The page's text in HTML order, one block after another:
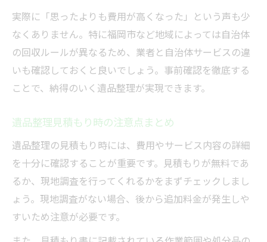
実際に「思ったよりも費用が高くなった」という声も少
なくありません。特に福岡市など地域によっては自治体
の回収ルールが異なるため、業者と自治体サービスの違
いも確認しておくと良いでしょう。事前確認を徹底する
ことで、納得のいく遺品整理が実現できます。
遺品整理見積もり時の注意点まとめ
遺品整理の見積もり時には、費用やサービス内容の詳細
を十分に確認することが重要です。見積もりが無料であ
るか、現地調査を行ってくれるかをまずチェックしまし
ょう。現地調査がない場合、後から追加料金が発生しや
すいため注意が必要です。